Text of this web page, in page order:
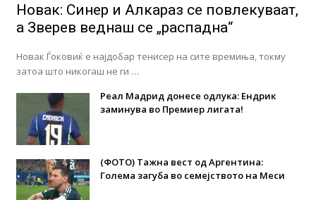
Новак: Синер и Алкараз се повлекуваат,
а Зверев веднаш се „распадна“
Новак Ѓоковиќ е најдобар тенисер на сите времиња, токму
затоа што никогаш не ги …
Реал Мадрид донесе одлука: Eндрик
заминува во Премиер лигата!
(ФОТО) Тажна вест од Аргентина:
Голема загуба во семејството на Меси